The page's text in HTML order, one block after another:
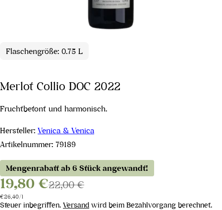
Flaschengröße: 0.75 L
Merlot Collio DOC 2022
Fruchtbetont und harmonisch.
Hersteller: Venica & Venica
Artikelnummer: 79189
Mengenrabatt ab 6 Stück angewandt!
19,80 €22,00 €
Stückpreis
€26,40/pro
l
Steuer inbegriffen. Versand wird beim Bezahlvorgang berechnet.